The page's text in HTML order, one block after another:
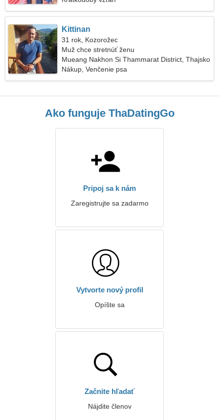
Kittinan
31 rok, Kozorožec
Muž chce stretnúť ženu
Mueang Nakhon Si Thammarat District, Thajsko
Nákup, Venčenie psa
Ako funguje ThaDatingGo
Pripoj sa k nám
Zaregistrujte sa zadarmo
Vytvorte nový profil
Opíšte sa
Začnite hľadať
Nájdite členov